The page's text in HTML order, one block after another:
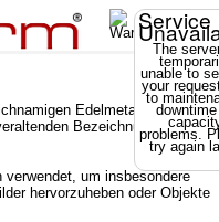
Service
The
unable to
your
to
problems.
try again
Edelmetall. Das
Bezeichnung gülden
verwendet, um insbesondere
hervorzuheben oder Objekte